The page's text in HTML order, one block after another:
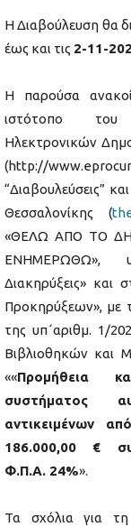
Η Διαβούλευση θα
έως και τις 2-11-
Η παρούσα
ιστότοπο του
Ηλεκτρονικών
(http://
“Διαβουλεύσεις”
Θεσσαλονίκης (
«ΘΕΛΩ ΑΠΟ ΤΟ
ΕΝΗΜΕΡΩΘΩ»,
Διακηρύξεις» και
Προκηρύξεων», με
της υπ΄αριθμ. 1/
Βιβλιοθηκών και
««Προμήθεια
συστήματος
αντικειμένων
186.000,00 €
Φ.Π.Α. 24%».
Τα σχόλια για